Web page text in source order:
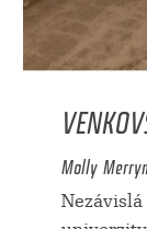
Molly